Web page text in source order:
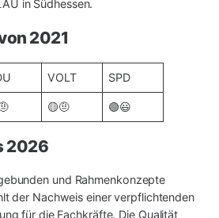
in Südhessen.
2021
VOLT SPD
🟡🤨 🟢😃
2026
und Rahmenkonzepte
der Nachweis einer verpflichtenden
für die Fachkräfte. Die Qualität